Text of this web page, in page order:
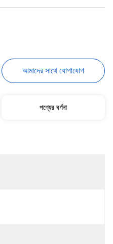
আমাদের সাথে যোগাযোগ
পণ্যের বর্ণনা